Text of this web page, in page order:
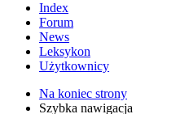
Index
Forum
News
Leksykon
Użytkownicy
Na koniec strony
Szybka nawigacja